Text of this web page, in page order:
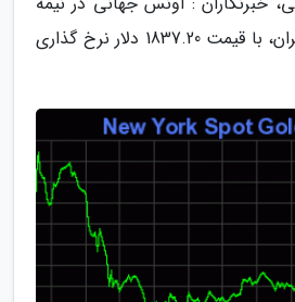
روز دوشنبه به وقت تهران، با قیمت 1837.20 دلار نرخ گذاری